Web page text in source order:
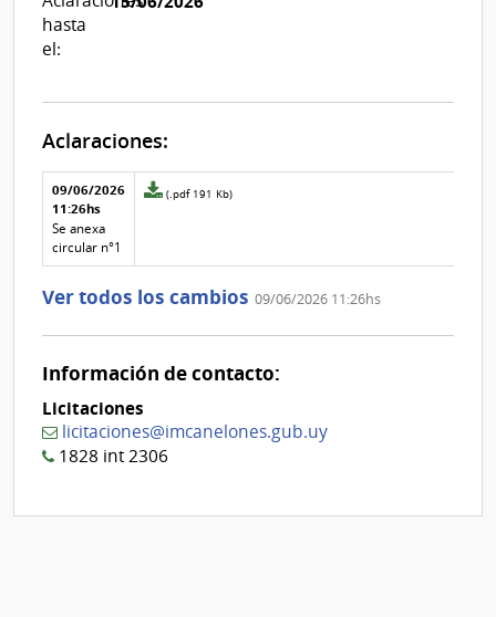
hasta
el:
Aclaraciones:
Aclaraciones del llamado
Fecha y
texto de
la
aclaración
09/06/2026
11:26hs
Se anexa
circular n°1
Archivo
aclaración
1
(.pdf 191 Kb)
Ver todos los cambios 09/06/2026 11:26hs
Información de contacto:
Licitaciones
licitaciones@imcanelones.gub.uy
1828 int 2306